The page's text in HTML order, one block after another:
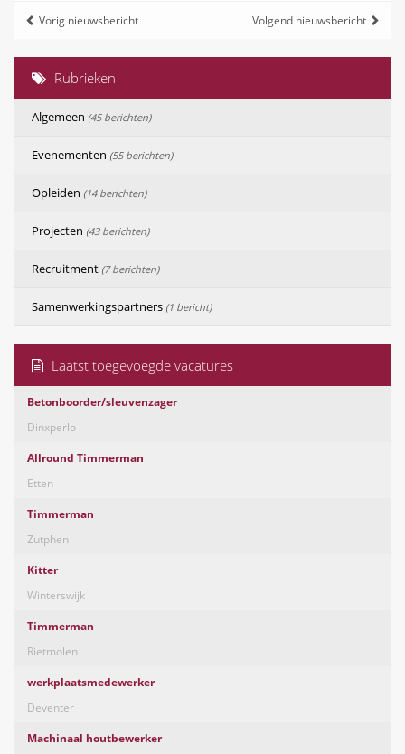
Vorig nieuwsbericht Volgend nieuwsbericht
Rubrieken
Algemeen (45 berichten)
Evenementen (55 berichten)
Opleiden (14 berichten)
Projecten (43 berichten)
Recruitment (7 berichten)
Samenwerkingspartners (1 bericht)
Laatst toegevoegde vacatures
Betonboorder/sleuvenzager
Dinxperlo
Allround Timmerman
Etten
Timmerman
Zutphen
Kitter
Winterswijk
Timmerman
Rietmolen
werkplaatsmedewerker
Deventer
Machinaal houtbewerker